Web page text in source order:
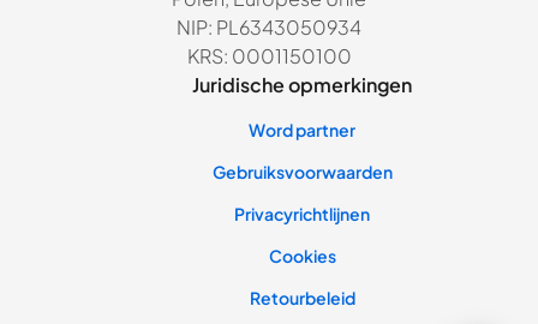
NIP: PL6343050934
KRS: 0001150100
Juridische opmerkingen
Word partner
Gebruiksvoorwaarden
Privacyrichtlijnen
Cookies
Retourbeleid